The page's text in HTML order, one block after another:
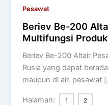
Pesawat
Beriev Be-200
Multifungsi
Beriev Be-200 Altair
Rusia yang dapat
maupun di air. pesawat
Halaman: 1 2